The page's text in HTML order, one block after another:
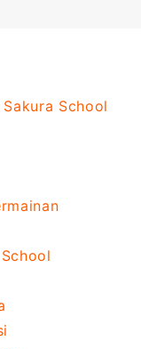
School